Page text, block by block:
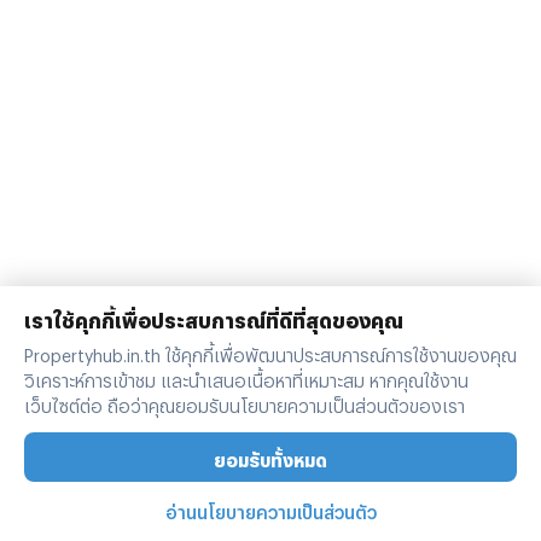
เราใช้คุกกี้เพื่อประสบการณ์ที่ดีที่สุดของคุณ
Propertyhub.in.th ใช้คุกกี้เพื่อพัฒนาประสบการณ์การใช้งานของคุณ
วิเคราะห์การเข้าชม และนำเสนอเนื้อหาที่เหมาะสม หากคุณใช้งาน
เว็บไซต์ต่อ ถือว่าคุณยอมรับนโยบายความเป็นส่วนตัวของเรา
ยอมรับทั้งหมด
อ่านนโยบายความเป็นส่วนตัว